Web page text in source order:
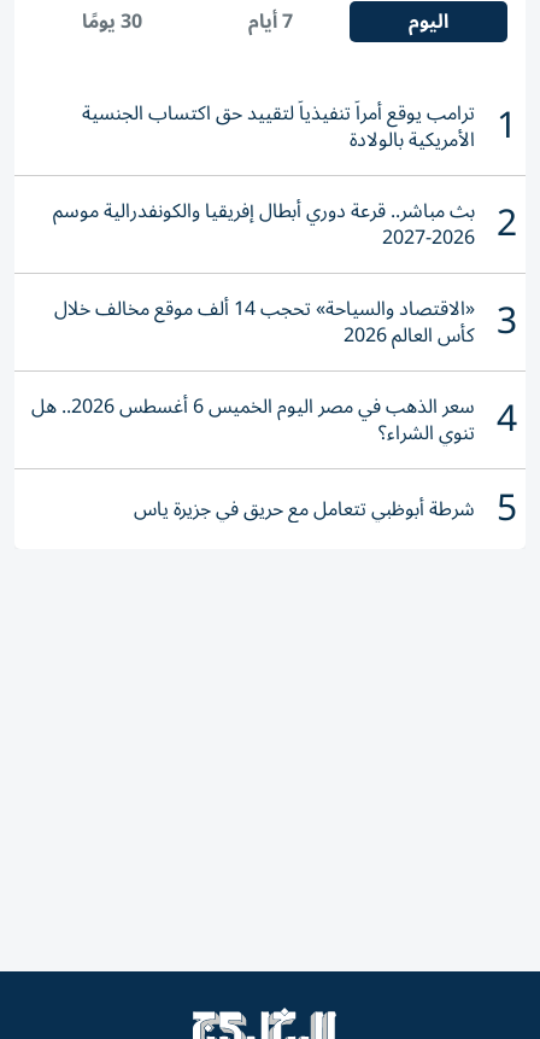
اليوم 7 أيام 30 يومًا
1 ترامب يوقع أمراً تنفيذياً لتقييد حق اكتساب الجنسية
الأمريكية بالولادة
2 بث مباشر.. قرعة دوري أبطال إفريقيا والكونفدرالية موسم
2026-2027
3 «الاقتصاد والسياحة» تحجب 14 ألف موقع مخالف خلال
كأس العالم 2026
4 سعر الذهب في مصر اليوم الخميس 6 أغسطس 2026.. هل
تنوي الشراء؟
5 شرطة أبوظبي تتعامل مع حريق في جزيرة ياس